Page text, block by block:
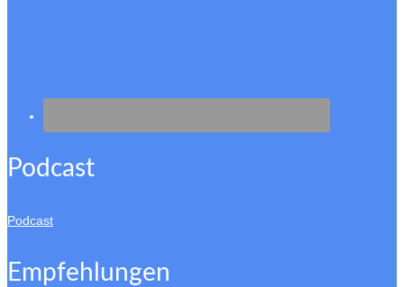
Podcast
Podcast
Empfehlungen